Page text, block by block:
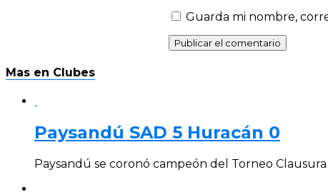
Guarda mi nombre,
Mas en Clubes
Paysandú SAD 5 Huracán 0
Paysandú se coronó campeón del Torneo